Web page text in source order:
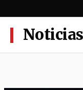
al
contenido